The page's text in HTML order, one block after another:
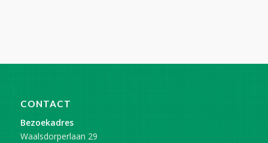
CONTACT
Bezoekadres
Waalsdorperlaan 29